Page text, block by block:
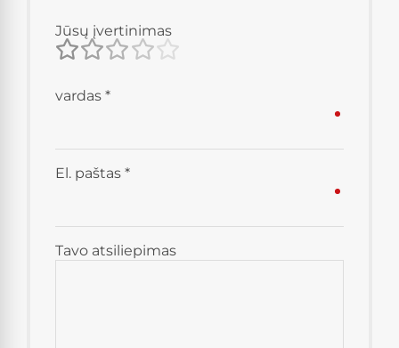
Jūsų įvertinimas
Tavo atsiliepimas
vardas *
El. paštas *